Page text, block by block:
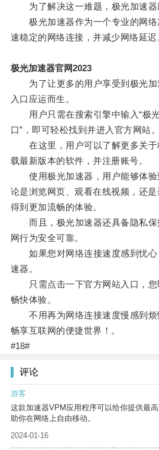
为了解决这一难题，极光加速器
极光加速器作为一个专业的网络
速稳定的网络连接，并减少网络延迟
极光加速器官网2023
为了让更多的用户享受到极光加
入口应运而生。
用户只需在搜索引擎中输入“极光
口”，即可轻松找到并进入官方网站。
在这里，用户可以了解更多关于
载最新版本的软件，并注册账号。
使用极光加速器，用户能够体验
论是浏览网页、观看在线视频，还
得到更加流畅的体验。
而且，极光加速器还具备隐私保
网行为安全可靠。
如果您对网络连接速度感到忧心
速器。
只需点击一下官方网站入口，您
畅快体验。
不用再为网络连接速度慢感到烦
畅享互联网的便捷世界！。
#18#
评论
游客
这款加速器VPM应用程序可以给你提供最
助你在网络上自由移动。
2024-01-16